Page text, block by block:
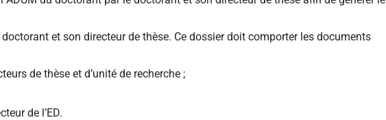
et son directeur de thèse. Ce dossier doit comporter les documents
de thèse et d’unité de recherche ;
de l’ED.